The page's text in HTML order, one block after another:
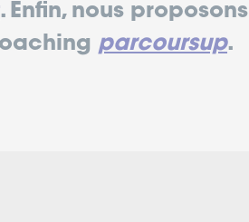
. Enfin, nous proposons
parcoursup.